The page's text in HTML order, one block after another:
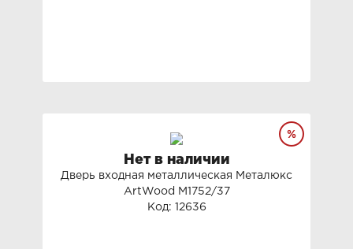
Нет в наличии
Дверь входная металлическая Металюкс
ArtWood М1752/37
Код: 12636